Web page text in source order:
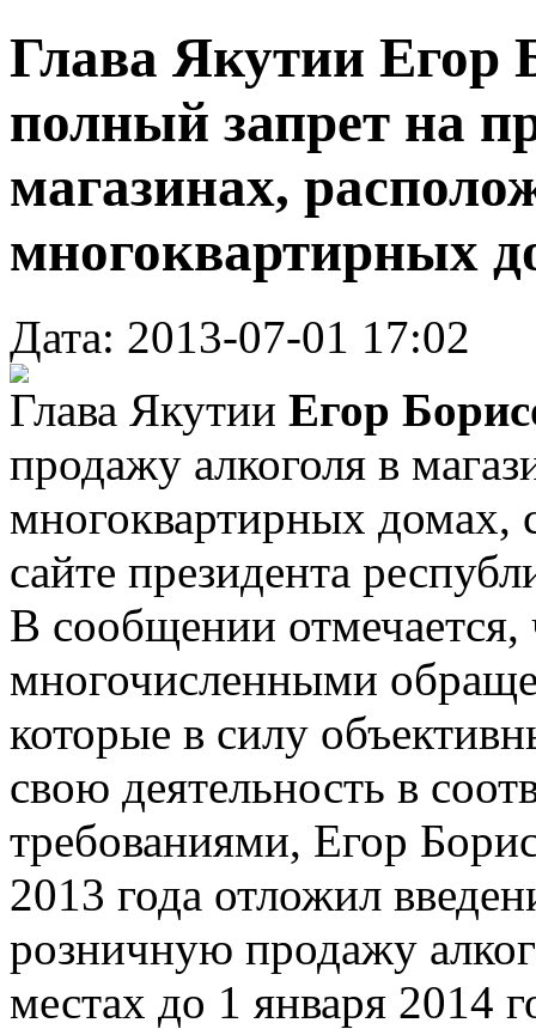
Глава Якутии Егор
полный запрет на
магазинах,
многоквартирных
Дата: 2013-07-01 17:02
Глава Якутии Егор
продажу алкоголя в
многоквартирных домах,
сайте президента
В сообщении отмечается,
многочисленными
которые в силу
свою деятельность в
требованиями, Егор
2013 года отложил
розничную продажу
местах до 1 января 2014